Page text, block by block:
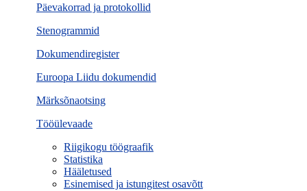
Päevakorrad ja protokollid
Stenogrammid
Dokumendiregister
Euroopa Liidu dokumendid
Märksõnaotsing
Tööülevaade
Riigikogu töögraafik
Statistika
Hääletused
Esinemised ja istungitest osavõtt